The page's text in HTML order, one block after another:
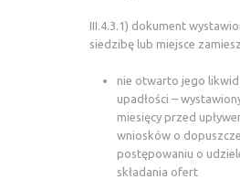
III.4.3.1) dokument
siedzibę lub miejsce
nie otwarto jego
upadłości –
miesięcy przed
wniosków o
postępowaniu o
składania ofert